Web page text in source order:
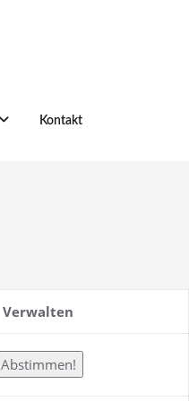
Kontakt
Verwalten
Abstimmen!